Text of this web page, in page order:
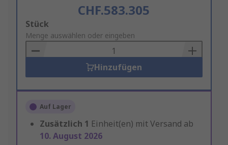
CHF.583.305
Add
to
Basket
Stück
Menge auswählen oder eingeben
Hinzufügen
Auf Lager
Zusätzlich 1 Einheit(en) mit Versand ab
10. August 2026